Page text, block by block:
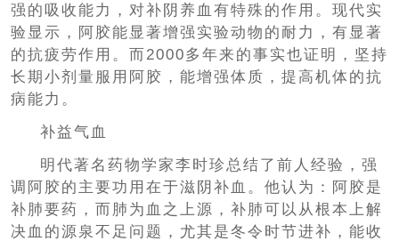
强的吸收能力，对补阴养血有特殊的作用。现代实
验显示，阿胶能显著增强实验动物的耐力，有显著
的抗疲劳作用。而2000多年来的事实也证明，坚持
长期小剂量服用阿胶，能增强体质，提高机体的抗
病能力。
补益气血
明代著名药物学家李时珍总结了前人经验，强
调阿胶的主要功用在于滋阴补血。他认为：阿胶是
补肺要药，而肺为血之上源，补肺可以从根本上解
决血的源泉不足问题，尤其是冬令时节进补，能收